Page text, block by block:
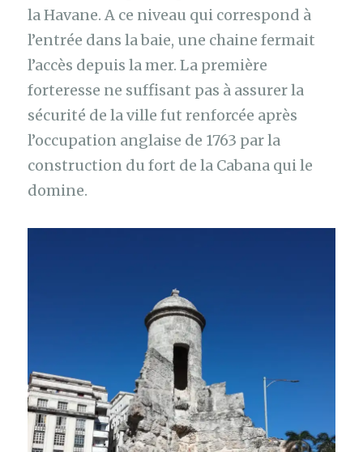
la Havane. A ce niveau qui correspond à
l’entrée dans la baie, une chaine fermait
l’accès depuis la mer. La première
forteresse ne suffisant pas à assurer la
sécurité de la ville fut renforcée après
l’occupation anglaise de 1763 par la
construction du fort de la Cabana qui le
domine.